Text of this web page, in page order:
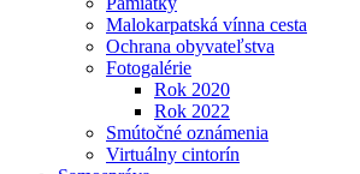
Malokarpatská vínna cesta
Ochrana obyvateľstva
Fotogalérie
Rok 2020
Rok 2022
Smútočné oznámenia
Virtuálny cintorín